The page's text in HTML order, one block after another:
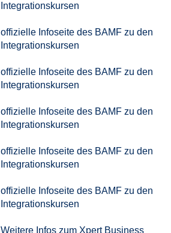
Integrationskursen
offizielle Infoseite des BAMF zu den
Integrationskursen
offizielle Infoseite des BAMF zu den
Integrationskursen
offizielle Infoseite des BAMF zu den
Integrationskursen
offizielle Infoseite des BAMF zu den
Integrationskursen
offizielle Infoseite des BAMF zu den
Integrationskursen
Weitere Infos zum Xpert Business